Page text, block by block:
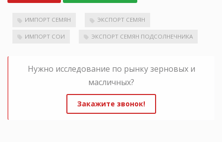
ИМПОРТ СЕМЯН ЭКСПОРТ СЕМЯН
ИМПОРТ СОИ ЭКСПОРТ СЕМЯН ПОДСОЛНЕЧНИКА
Нужно исследование по рынку зерновых и
масличных?
Закажите звонок!